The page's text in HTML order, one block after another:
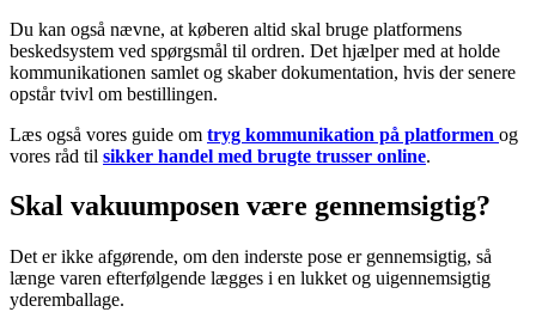
Du kan også nævne, at køberen altid skal bruge platformens
beskedsystem ved spørgsmål til ordren. Det hjælper med at holde
kommunikationen samlet og skaber dokumentation, hvis der senere
opstår tvivl om bestillingen.
Læs også vores guide om tryg kommunikation på platformen og
vores råd til sikker handel med brugte trusser online.
Skal vakuumposen være gennemsigtig?
Det er ikke afgørende, om den inderste pose er gennemsigtig, så
længe varen efterfølgende lægges i en lukket og uigennemsigtig
yderemballage.